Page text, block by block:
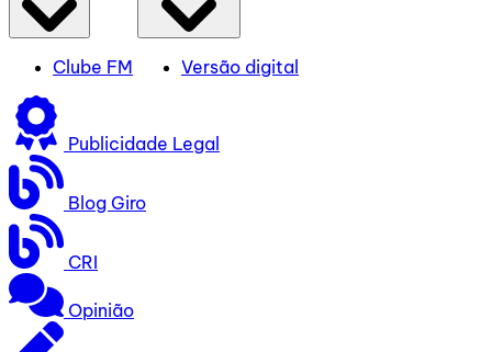
Clube FM Versão digital
Publicidade Legal
Blog Giro
CRI
Opinião